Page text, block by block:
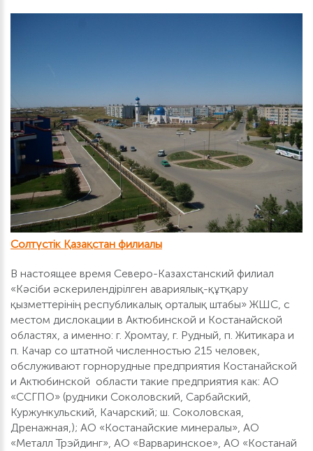
Солтүстік Қазақстан филиалы
В настоящее время Северо-Казахстанский филиал
«Кәсіби әскерилендірілген авариялық-құтқару
қызметтерінің республикалық орталық штабы» ЖШС, с
местом дислокации в Актюбинской и Костанайской
областях, а именно: г. Хромтау, г. Рудный, п. Житикара и
п. Качар со штатной численностью 215 человек,
обслуживают горнорудные предприятия Костанайской
и Актюбинской области такие предприятия как: АО
«ССГПО» (рудники Соколовский, Сарбайский,
Куржункульский, Качарский; ш. Соколовская,
Дренажная,); АО «Костанайские минералы», АО
«Металл Трэйдинг», АО «Варваринское», АО «Костанай